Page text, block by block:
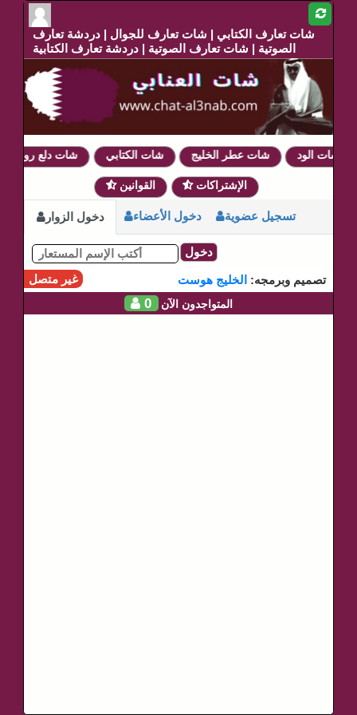
شات تعارف الكتابي | شات تعارف للجوال | دردشة تعارف
الصوتية | شات تعارف الصوتية | دردشة تعارف الكتابية
شات دلع روحي شات الكتابي شات عطر الخليج شات الود
القوانين الإشتراكات
دخول الزوار دخول الأعضاء تسجيل عضوية
دخول
غير متصل
تصميم وبرمجه: الخليج هوست
0 المتواجدون الآن